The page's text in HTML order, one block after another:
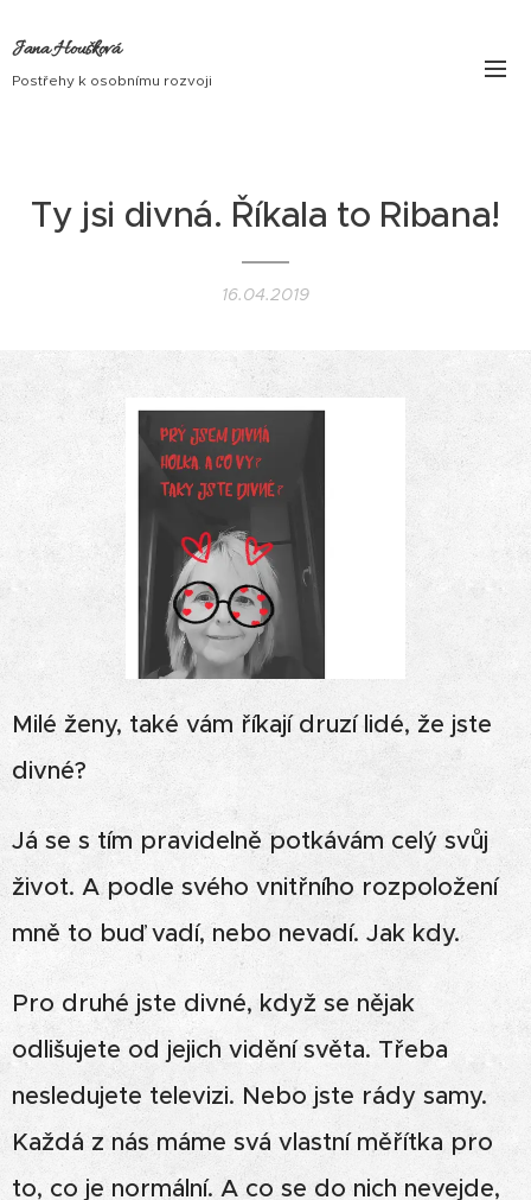
Jana Houšková
Postřehy k osobnímu rozvoji
Ty jsi divná. Říkala to Ribana!
16.04.2019
Milé ženy, také vám říkají druzí lidé, že jste
divné?
Já se s tím pravidelně potkávám celý svůj
život. A podle svého vnitřního rozpoložení
mně to buď vadí, nebo nevadí. Jak kdy.
Pro druhé jste divné, když se nějak
odlišujete od jejich vidění světa. Třeba
nesledujete televizi. Nebo jste rády samy.
Každá z nás máme svá vlastní měřítka pro
to, co je normální. A co se do nich nevejde,